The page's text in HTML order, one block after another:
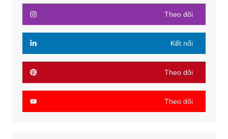
Theo dõi
Kết nối
Theo dõi
Theo dõi